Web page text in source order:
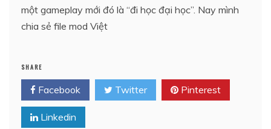
một gameplay mới đó là “đi học đại học”. Nay mình
chia sẻ file mod Việt
SHARE
Facebook Twitter Pinterest
Linkedin